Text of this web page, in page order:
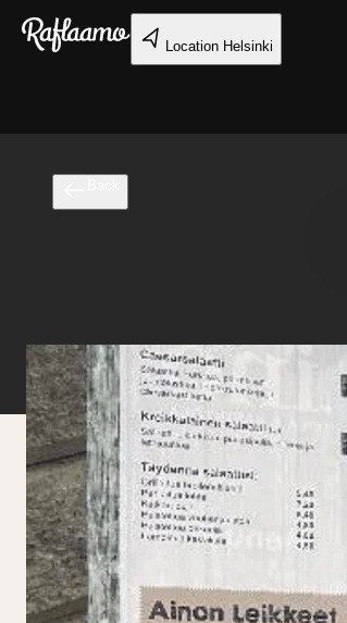
Skip to main content
Location Helsinki